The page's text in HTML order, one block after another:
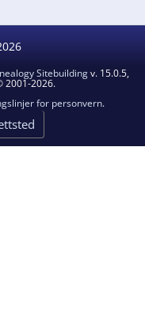
Sitebuildingv. 15.0.5,
2001-2026.
for personvern.